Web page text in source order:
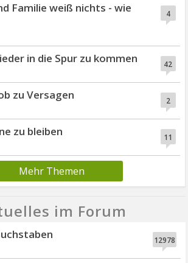
4
Familie weiß nichts - wie
42
in die Spur zu kommen
2
zu Versagen
11
zu bleiben
Mehr Themen
im Forum
12978